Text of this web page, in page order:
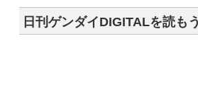
日刊ゲンダイDIGITALを読も